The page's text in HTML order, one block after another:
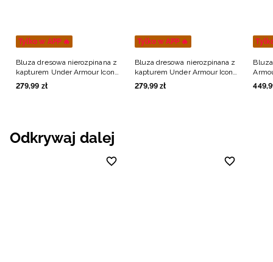
Tylko w APP 🔥
Bluza dresowa nierozpinana z
kapturem Under Armour Icon
Fleece Hoodie męska - zielona
279,99 zł
Tylko w APP 🔥
Bluza dresowa nierozpinana z
kapturem Under Armour Icon
Fleece Hoodie męska - zielona
279,99 zł
Fz
449,
Odkrywaj dalej